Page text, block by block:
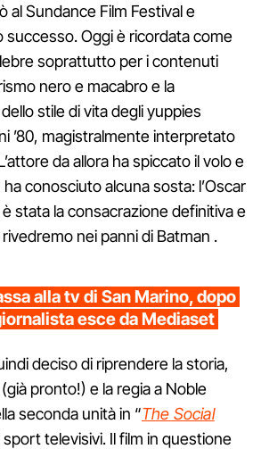
al Sundance Film Festival e
successo. Oggi è ricordata come
soprattutto per i contenuti
nero e macabro e la
stile di vita degli yuppies
’80, magistralmente interpretato
da allora ha spiccato il volo e
conosciuto alcuna sosta: l’Oscar
è stata la consacrazione definitiva e
rivedremo nei panni di Batman .
alla tv di San Marino, dopo
esce da Mediaset
deciso di riprendere la storia,
pronto!) e la regia a Noble
seconda unità in “The Social
sport televisivi. Il film in questione